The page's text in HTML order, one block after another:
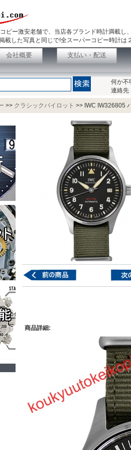
ピー激安老舗で、当店各ブランド時計満載
載した写真と同じで!全スーパーコピー時計
会社概要 支払い・配送
何か不
連絡
>> クラシックパイロット >> IWC IW326805
商品詳細: